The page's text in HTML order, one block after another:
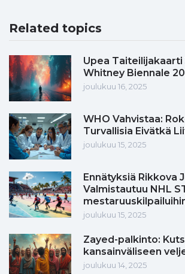
Related topics
Upea
Whitney Biennale
joulukuu 16, 2025
WHO Vahvistaa:
Turvallisia Eivätkä
joulukuu 15, 2025
Ennätyksiä Rikkova
Valmistautuu NHL
joulukuu 15, 2025
Zayed-palkinto:
kansainväliseen
joulukuu 14, 2025